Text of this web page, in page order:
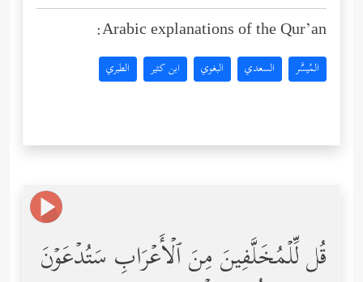
Arabic explanations of the Qur’an:
المُيسَّر السعدي البغوي ابن كثير الطبري
قُل لِّلۡمُخَلَّفِینَ مِنَ ٱلۡأَعۡرَابِ سَتُدۡعَوۡنَ